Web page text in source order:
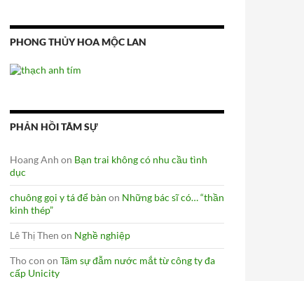
PHONG THỦY HOA MỘC LAN
PHẢN HỒI TÂM SỰ
Hoang Anh on Bạn trai không có nhu cầu tình
dục
chuông gọi y tá để bàn on Những bác sĩ có… “thần
kinh thép”
Lê Thị Then on Nghề nghiệp
Tho con on Tâm sự đẫm nước mắt từ công ty đa
cấp Unicity